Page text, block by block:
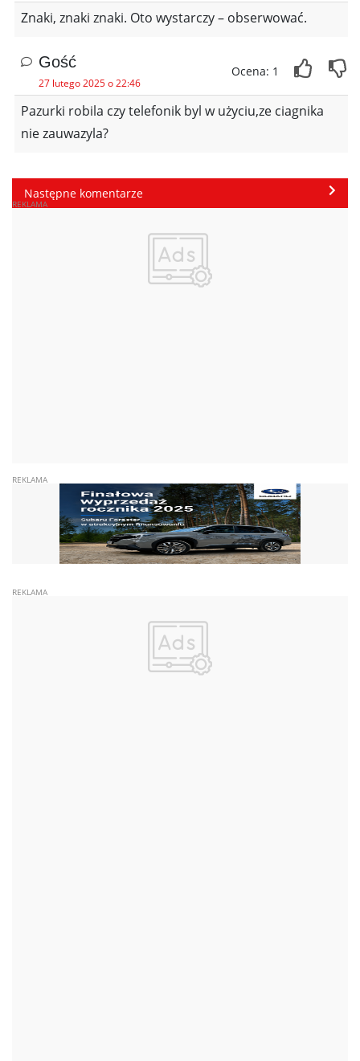
Znaki, znaki znaki. Oto wystarczy – obserwować.
Gość
27 lutego 2025 o 22:46
Ocena: 1
Pazurki robila czy telefonik byl w użyciu,ze ciagnika
nie zauwazyla?
Następne komentarze